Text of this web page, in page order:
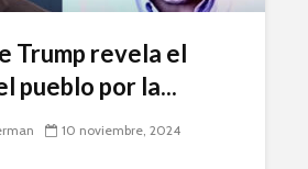
Trump revela el
pueblo por la...
10 noviembre, 2024